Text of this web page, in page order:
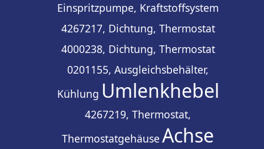
Einspritzpumpe, Kraftstoffsystem
4267217, Dichtung, Thermostat
4000238, Dichtung, Thermostat
0201155, Ausgleichsbehälter,
Kühlung Umlenkhebel
4267219, Thermostat,
Thermostatgehäuse Achse